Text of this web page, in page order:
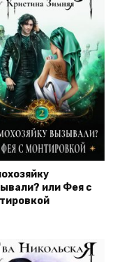
или Фея с